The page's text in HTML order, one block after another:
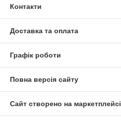
Контакти
Доставка та оплата
Графік роботи
Повна версія сайту
Сайт створено на маркетплейсі